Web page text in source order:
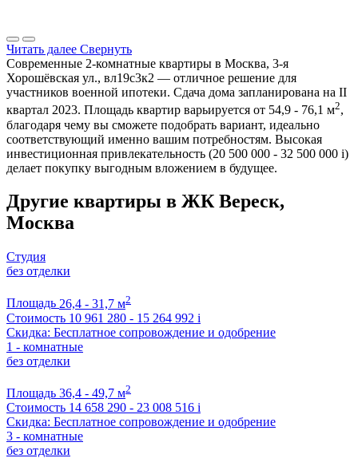
Читать далее Свернуть
Современные 2-комнатные квартиры в Москва, 3-я
Хорошёвская ул., вл19с3к2 — отличное решение для
участников военной ипотеки. Сдача дома запланирована на II
квартал 2023. Площадь квартир варьируется от 54,9 - 76,1 м2,
благодаря чему вы сможете подобрать вариант, идеально
соответствующий именно вашим потребностям. Высокая
инвестиционная привлекательность (20 500 000 - 32 500 000 i)
делает покупку выгодным вложением в будущее.
Другие квартиры в ЖК Вереск,
Москва
Студия
без отделки
Площадь 26,4 - 31,7 м2
Стоимость 10 961 280 - 15 264 992 i
Скидка: Бесплатное сопровождение и одобрение
1 - комнатные
без отделки
Площадь 36,4 - 49,7 м2
Стоимость 14 658 290 - 23 008 516 i
Скидка: Бесплатное сопровождение и одобрение
3 - комнатные
без отделки